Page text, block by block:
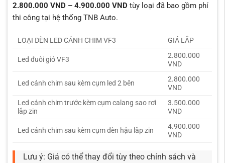
2.800.000 VND – 4.900.000 VND tùy loại đã bao gồm phí
thi công tại hệ thống TNB Auto.
LOẠI ĐÈN LED CÁNH CHIM VF3 GIÁ LẮP
Led đuôi gió VF3
2.800.000
VND
Led cánh chim sau kèm cụm led 2 bên
2.800.000
VND
Led cánh chim trước kèm cụm calang sao rơi
lắp zin
3.500.000
VND
Led cánh chim sau kèm cụm đèn hậu lắp zin
4.900.000
VND
Lưu ý: Giá có thể thay đổi tùy theo chính sách và